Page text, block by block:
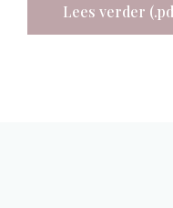
Lees verder